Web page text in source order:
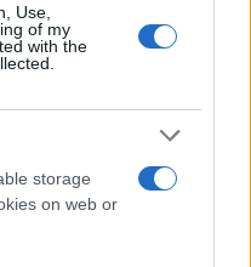
Use,
of my
with the
storage
on web or